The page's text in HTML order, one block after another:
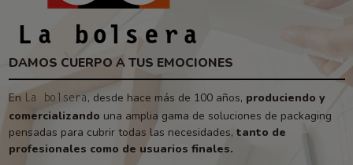
DAMOS CUERPO A TUS EMOCIONES
En La bolsera , desde hace más de 100 años, produciendo y
comercializando una amplia gama de soluciones de packaging
pensadas para cubrir todas las necesidades, tanto de
profesionales como de usuarios finales.